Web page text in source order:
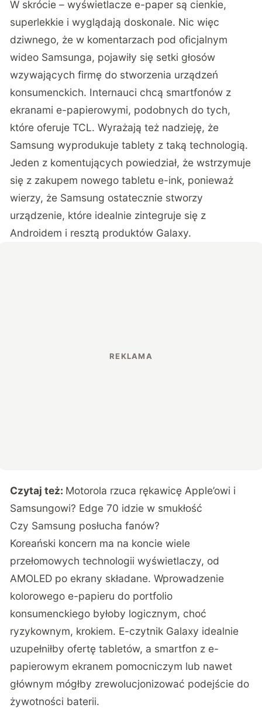
W skrócie – wyświetlacze e-paper są cienkie,
superlekkie i wyglądają doskonale. Nic więc
dziwnego, że w komentarzach pod oficjalnym
wideo Samsunga, pojawiły się setki głosów
wzywających firmę do stworzenia urządzeń
konsumenckich. Internauci chcą smartfonów z
ekranami e-papierowymi, podobnych do tych,
które oferuje TCL. Wyrażają też nadzieję, że
Samsung wyprodukuje tablety z taką technologią.
Jeden z komentujących powiedział, że wstrzymuje
się z zakupem nowego tabletu e-ink, ponieważ
wierzy, że Samsung ostatecznie stworzy
urządzenie, które idealnie zintegruje się z
Androidem i resztą produktów Galaxy.
Czytaj też: Motorola rzuca rękawicę Apple’owi i
Samsungowi? Edge 70 idzie w smukłość
Czy Samsung posłucha fanów?
Koreański koncern ma na koncie wiele
przełomowych technologii wyświetlaczy, od
AMOLED po ekrany składane. Wprowadzenie
kolorowego e-papieru do portfolio
konsumenckiego byłoby logicznym, choć
ryzykownym, krokiem. E-czytnik Galaxy idealnie
uzupełniłby ofertę tabletów, a smartfon z e-
papierowym ekranem pomocniczym lub nawet
głównym mógłby zrewolucjonizować podejście do
żywotności baterii.